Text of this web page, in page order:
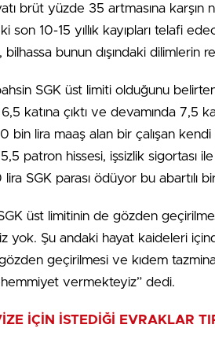
brüt yüzde 35 artmasına
son 10-15 yıllık kayıpları telafi
bilhassa bunun dışındaki dilimlerin
SGK üst limiti olduğunu
6,5 katına çıktı ve devamında 7,5
bin lira maaş alan bir çalışan
patron hissesi, işsizlik sigortası
SGK parası ödüyor bu abartılı
üst limitinin de gözden
yok. Şu andaki hayat kaideleri
geçirilmesi ve kıdem
vermekteyiz” dedi.
İÇİN İSTEDİĞİ EVRAKLAR